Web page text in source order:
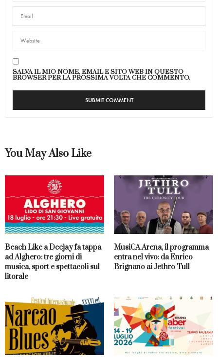
SALVA IL MIO NOME, EMAIL E SITO WEB IN QUESTO
BROWSER PER LA PROSSIMA VOLTA CHE COMMENTO.
You May Also Like
Beach Like a Deejay fa tappa
ad Alghero: tre giorni di
musica, sport e spettacoli sul
litorale
MusiCA Arena, il programma
entra nel vivo: da Enrico
Brignano ai Jethro Tull